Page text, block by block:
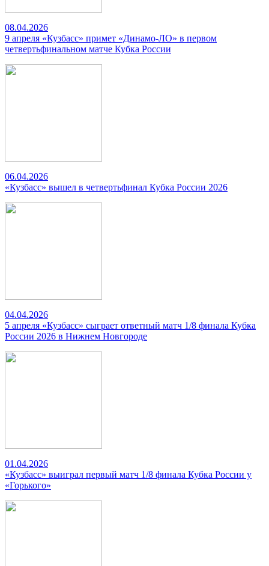
08.04.2026
9 апреля «Кузбасс» примет «Динамо-ЛО» в первом
четвертьфинальном матче Кубка России
06.04.2026
«Кузбасс» вышел в четвертьфинал Кубка России 2026
04.04.2026
5 апреля «Кузбасс» сыграет ответный матч 1/8 финала Кубка
России 2026 в Нижнем Новгороде
01.04.2026
«Кузбасс» выиграл первый матч 1/8 финала Кубка России у
«Горького»